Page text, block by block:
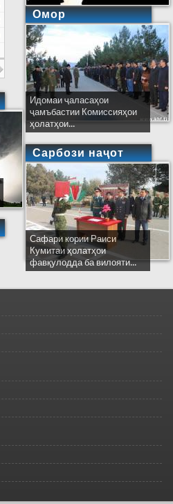
Омор
Идомаи ҷаласаҳои
ҷамъбастии Комиссияҳои
ҳолатҳои...
Сарбози наҷот
Сафари кории Раиси
Кумитаи ҳолатҳои
фавқулодда ба вилояти...